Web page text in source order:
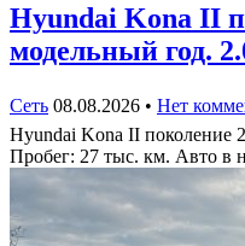
Hyundai Kona II
модельный год.
Сеть 08.08.2026 • Нет
Hyundai Kona II поколение
Пробег: 27 тыс. км. Авто в